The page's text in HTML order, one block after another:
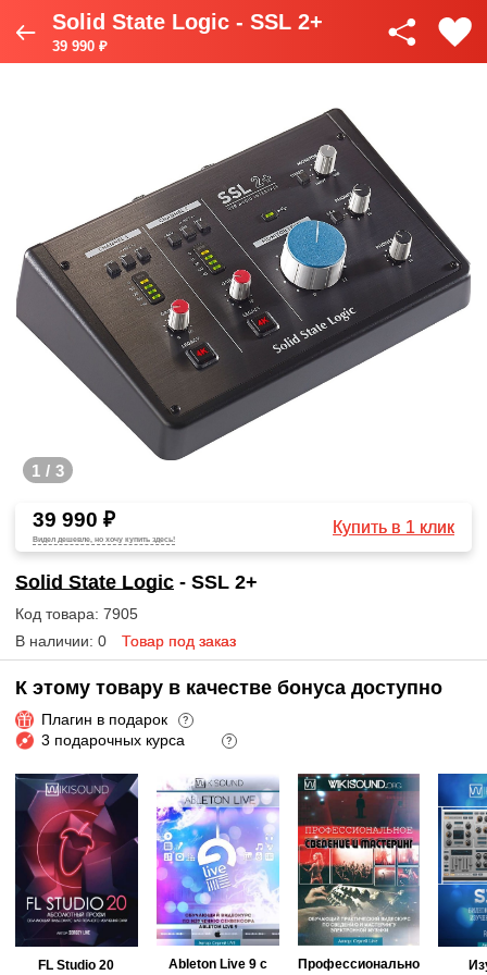
Solid State Logic - SSL 2+
39 990 ₽
1 / 3
39 990 ₽
Видел дешевле, но хочу купить здесь!
Купить в 1 клик
Solid State Logic - SSL 2+
Код товара: 7905
В наличии: 0
Товар под заказ
К этому товару в качестве бонуса доступно
Плагин в подарок ?
3 подарочных курса ?
FL Studio 20
Ableton Live 9 с
Профессионально